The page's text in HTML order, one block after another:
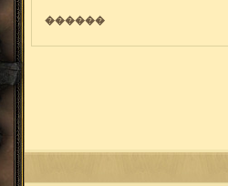
������